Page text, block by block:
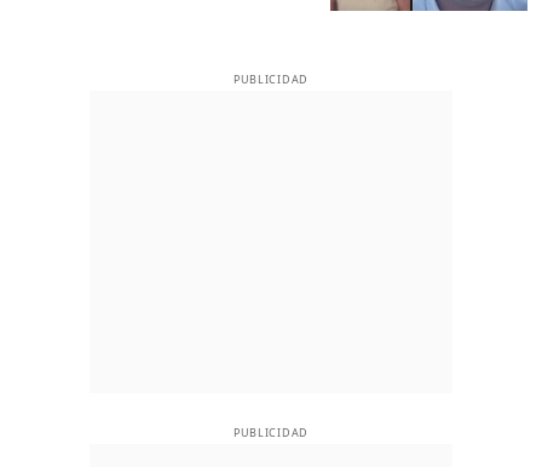
PUBLICIDAD
PUBLICIDAD